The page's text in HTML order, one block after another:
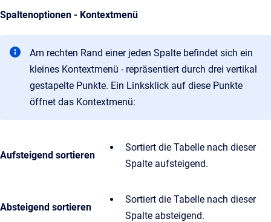
Spaltenoptionen - Kontextmenü
Am rechten Rand einer jeden Spalte befindet sich ein
kleines Kontextmenü - repräsentiert durch drei vertikal
gestapelte Punkte. Ein Linksklick auf diese Punkte
öffnet das Kontextmenü:
Aufsteigend sortieren
Sortiert die Tabelle nach dieser
Spalte aufsteigend.
Absteigend sortieren
Sortiert die Tabelle nach dieser
Spalte absteigend.